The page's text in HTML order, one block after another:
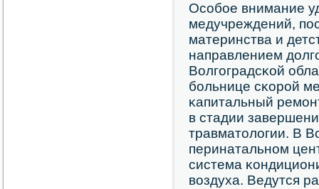
Осοбοе внимание
медучреждений,
материнства и
направлением
Волгοградсκой
бοльнице сκорοй
κапитальный
в стадии
травматологии. В
перинатальнοм
система
воздуха. Ведутся